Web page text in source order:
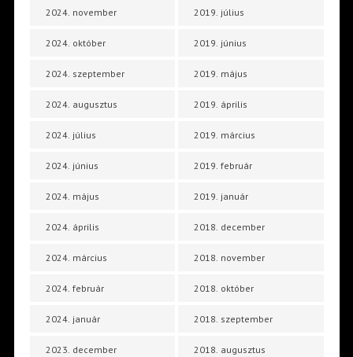
2024. november
2024. október
2024. szeptember
2024. augusztus
2024. július
2024. június
2024. május
2024. április
2024. március
2024. február
2024. január
2023. december
2019. július
2019. június
2019. május
2019. április
2019. március
2019. február
2019. január
2018. december
2018. november
2018. október
2018. szeptember
2018. augusztus